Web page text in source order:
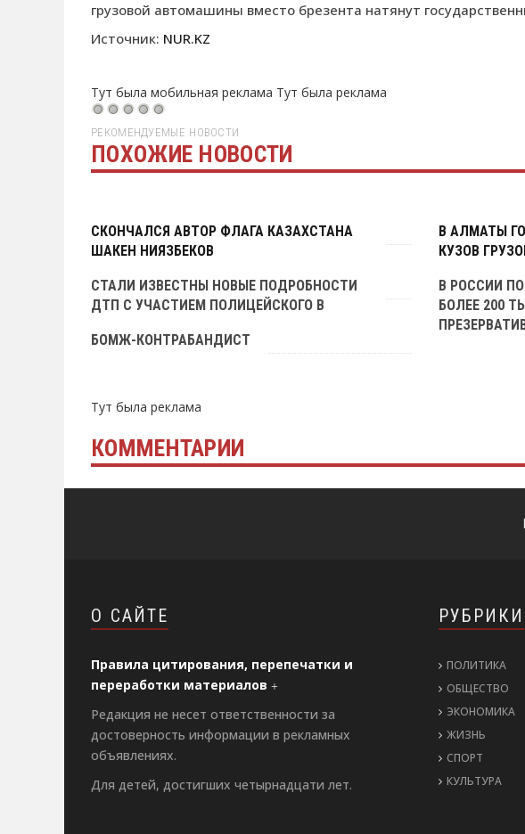
грузовой автомашины вместо брезента натянут
Источник: NUR.KZ
Тут была мобильная реклама Тут была реклама
РЕКОМЕНДУЕМЫЕ НОВОСТИ
ПОХОЖИЕ НОВОСТИ
Тут была реклама
СКОНЧАЛСЯ АВТОР ФЛАГА КАЗАХСТАНА
ШАКЕН НИЯЗБЕКОВ
В АЛМАТЫ
КУЗОВ
СТАЛИ ИЗВЕСТНЫ НОВЫЕ ПОДРОБНОСТИ
ДТП С УЧАСТИЕМ ПОЛИЦЕЙСКОГО В
В РОССИИ
БОЛЕЕ 200
БОМЖ-КОНТРАБАНДИСТ
Тут была реклама
КОММЕНТАРИИ
О САЙТЕ
Правила цитирования, перепечатки и
переработки материалов
Редакция не несет ответственности за
достоверность информации в рекламных
объявлениях.
Для детей, достигших четырнадцати лет.
РУБРИКИ
ПОЛИТИКА
ОБЩЕСТВО
ЭКОНОМИКА
ЖИЗНЬ
СПОРТ
КУЛЬТУРА